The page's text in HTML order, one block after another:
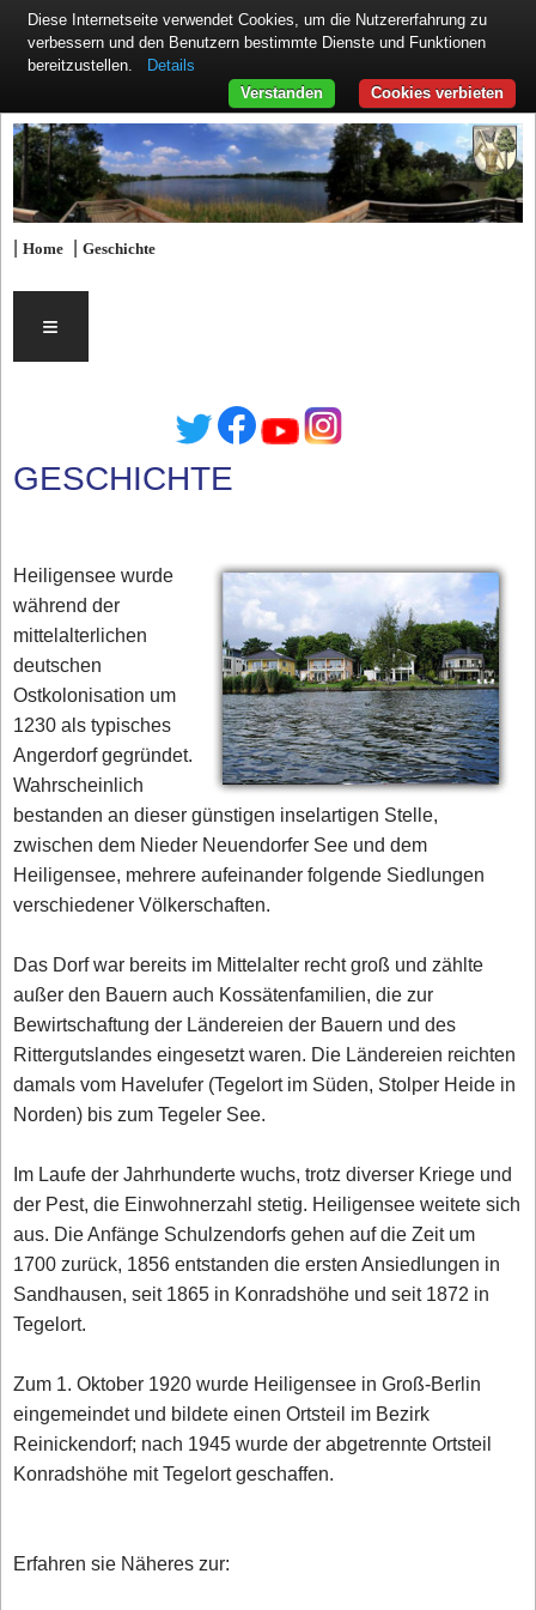
|Home |Geschichte
≡
GESCHICHTE
Heiligensee wurde
während der
mittelalterlichen
deutschen
Ostkolonisation um
1230 als typisches
Angerdorf gegründet.
Wahrscheinlich
bestanden an dieser günstigen inselartigen Stelle,
zwischen dem Nieder Neuendorfer See und dem
Heiligensee, mehrere aufeinander folgende Siedlungen
verschiedener Völkerschaften.
Das Dorf war bereits im Mittelalter recht groß und zählte
außer den Bauern auch Kossätenfamilien, die zur
Bewirtschaftung der Ländereien der Bauern und des
Rittergutslandes eingesetzt waren. Die Ländereien reichten
damals vom Havelufer (Tegelort im Süden, Stolper Heide in
Norden) bis zum Tegeler See.
Im Laufe der Jahrhunderte wuchs, trotz diverser Kriege und
der Pest, die Einwohnerzahl stetig. Heiligensee weitete sich
aus. Die Anfänge Schulzendorfs gehen auf die Zeit um
1700 zurück, 1856 entstanden die ersten Ansiedlungen in
Sandhausen, seit 1865 in Konradshöhe und seit 1872 in
Tegelort.
Zum 1. Oktober 1920 wurde Heiligensee in Groß-Berlin
eingemeindet und bildete einen Ortsteil im Bezirk
Reinickendorf; nach 1945 wurde der abgetrennte Ortsteil
Konradshöhe mit Tegelort geschaffen.
Erfahren sie Näheres zur:
Diese Internetseite verwendet Cookies, um die Nutzererfahrung zu
verbessern und den Benutzern bestimmte Dienste und Funktionen
bereitzustellen.
Details
Cookies verbieten
Verstanden